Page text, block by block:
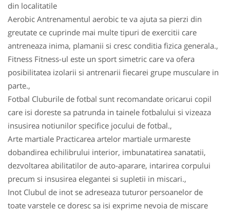
din localitatile
Aerobic Antrenamentul aerobic te va ajuta sa pierzi din
greutate ce cuprinde mai multe tipuri de exercitii care
antreneaza inima, plamanii si cresc conditia fizica generala.,
Fitness Fitness-ul este un sport simetric care va ofera
posibilitatea izolarii si antrenarii fiecarei grupe musculare in
parte.,
Fotbal Cluburile de fotbal sunt recomandate oricarui copil
care isi doreste sa patrunda in tainele fotbalului si vizeaza
insusirea notiunilor specifice jocului de fotbal.,
Arte martiale Practicarea artelor martiale urmareste
dobandirea echilibrului interior, imbunatatirea sanatatii,
dezvoltarea abilitatilor de auto-aparare, intarirea corpului
precum si insusirea elegantei si supletii in miscari.,
Inot Clubul de inot se adreseaza tuturor persoanelor de
toate varstele ce doresc sa isi exprime nevoia de miscare